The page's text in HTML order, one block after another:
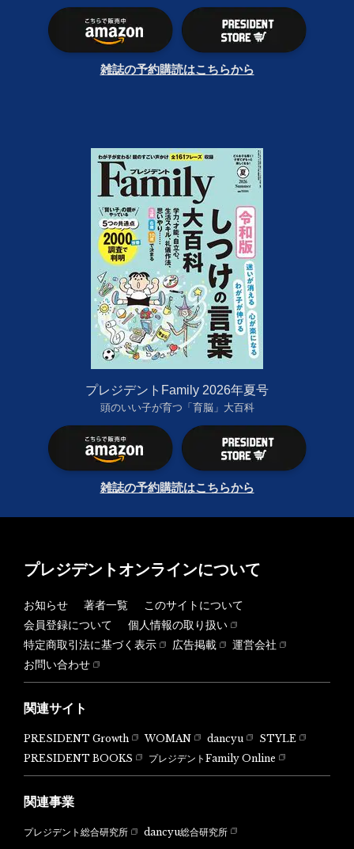
雑誌の予約購読はこちらから
プレジデントFamily 2026年夏号
頭のいい子が育つ「育脳」大百科
雑誌の予約購読はこちらから
プレジデントオンラインについて
お知らせ 著者一覧
このサイトについて
会員登録について
個人情報の取り扱い
特定商取引法に基づく表示
広告掲載
運営会社
お問い合わせ
関連サイト
PRESIDENT Growth WOMAN dancyu
STYLE
PRESIDENT BOOKS
プレジデントFamily Online
関連事業
プレジデント総合研究所 dancyu総合研究所